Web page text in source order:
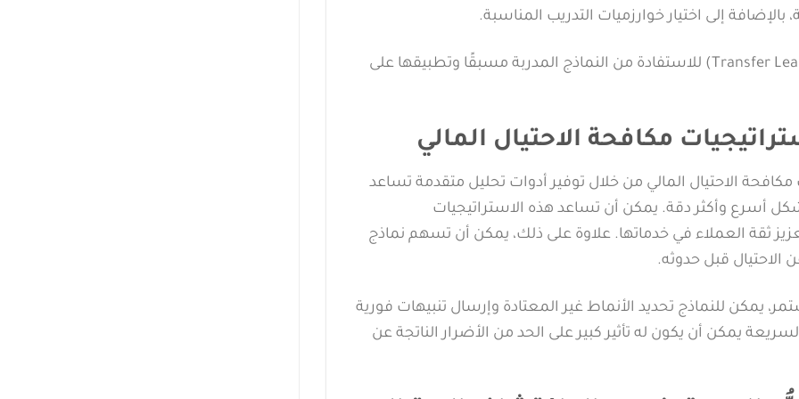
إلى اختيار خوارزميات التدريب المناسبة.
كما يمكن استخدام تقنيات مثل التعلم الانتقائي (Transfer Learning) للاستفادة من النماذج المدربة مسبقًا وتطبيقها على
مكافحة الاحتيال المالي
الاحتيال المالي من خلال توفير أدوات تحليل متقدمة تساعد
أسرع وأكثر دقة. يمكن أن تساعد هذه الاستراتيجيات
ثقة العملاء في خدماتها. علاوة على ذلك، يمكن أن تسهم نماذج
قبل حدوثه.
للنماذج تحديد الأنماط غير المعتادة وإرسال تنبيهات فورية
يمكن أن يكون له تأثير كبير على الحد من الأضرار الناتجة عن